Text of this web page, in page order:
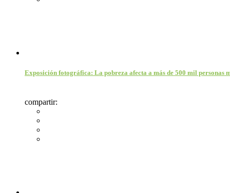
Exposición fotográfica: La pobreza afecta a más de 500 mil personas
compartir: